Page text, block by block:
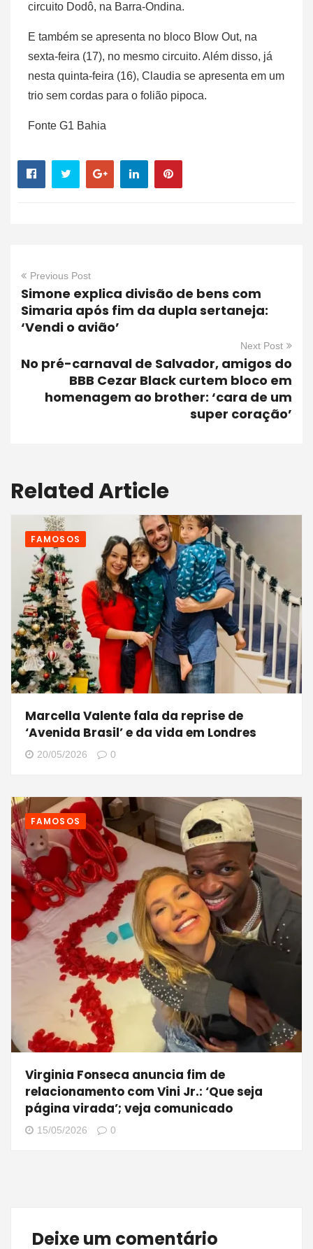
circuito Dodô, na Barra-Ondina.
E também se apresenta no bloco Blow Out, na
sexta-feira (17), no mesmo circuito. Além disso, já
nesta quinta-feira (16), Claudia se apresenta em um
trio sem cordas para o folião pipoca.
Fonte G1 Bahia
Previous Post
Simone explica divisão de bens com
Simaria após fim da dupla sertaneja:
‘Vendi o avião’
Next Post
No pré-carnaval de Salvador, amigos do
BBB Cezar Black curtem bloco em
homenagem ao brother: ‘cara de um
super coração’
Related Article
FAMOSOS
Marcella Valente fala da reprise de
‘Avenida Brasil’ e da vida em Londres
20/05/2026 0
FAMOSOS
Virginia Fonseca anuncia fim de
relacionamento com Vini Jr.: ‘Que seja
página virada’; veja comunicado
15/05/2026 0
Deixe um comentário